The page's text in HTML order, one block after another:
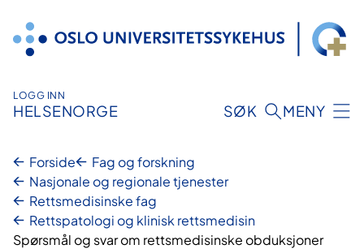
innhold
LOGG INN
HELSENORGE SØK MENY
Forside
Fag og forskning
Nasjonale og regionale tjenester
Rettsmedisinske fag
Rettspatologi og klinisk rettsmedisin
Spørsmål og svar om rettsmedisinske obduksjoner